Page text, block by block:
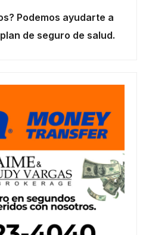
Podemos ayudarte a
de seguro de salud.